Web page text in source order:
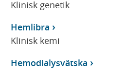
Klinisk genetik
Hemlibra
Klinisk kemi
Hemodialysvätska